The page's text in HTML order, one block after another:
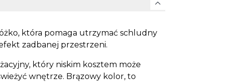
expand_more
która pomaga utrzymać schludny
zadbanej przestrzeni.
który niskim kosztem może
wnętrze. Brązowy kolor, to